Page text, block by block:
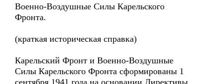
Военно-Воздушные Силы Карельского
Фронта.
(краткая историческая справка)
Карельский Фронт и Военно-Воздушные
Силы Карельского Фронта сформированы 1
сентября 1941 года на основании Директивы